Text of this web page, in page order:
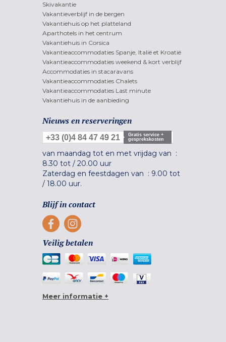
Skivakantie
Vakantieverblijf in de bergen
Vakantiehuis op het platteland
Aparthotels in het centrum
Vakantiehuis in Corsica
Vakantieaccommodaties Spanje, Italië et Kroatië
Vakantieaccommodaties weekend & kort verblijf
Accommodaties in stacaravans
Vakantieaccommodaties Chalets
Vakantieaccommodaties Last minute
Vakantiehuis in de aanbieding
Nieuws en reserveringen
+33 (0)4 84 47 49 21
Gratis service +
gesprekskosten
van maandag tot en met vrijdag van :
8.30 tot / 20.00 uur
Zaterdag en feestdagen van : 9.00 tot
/ 18.00 uur.
Blijf in contact
Veilig betalen
Meer informatie +